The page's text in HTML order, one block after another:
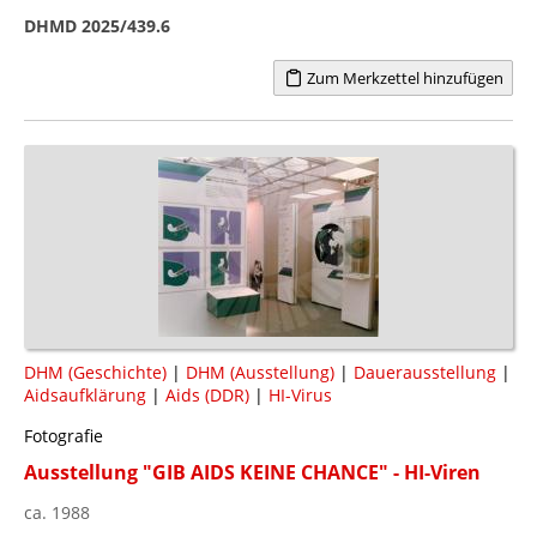
DHMD 2025/439.6
Zum Merkzettel hinzufügen
DHM (Geschichte) | DHM (Ausstellung) | Dauerausstellung |
Aidsaufklärung | Aids (DDR) | HI-Virus
Fotografie
Ausstellung "GIB AIDS KEINE CHANCE" - HI-Viren
ca. 1988